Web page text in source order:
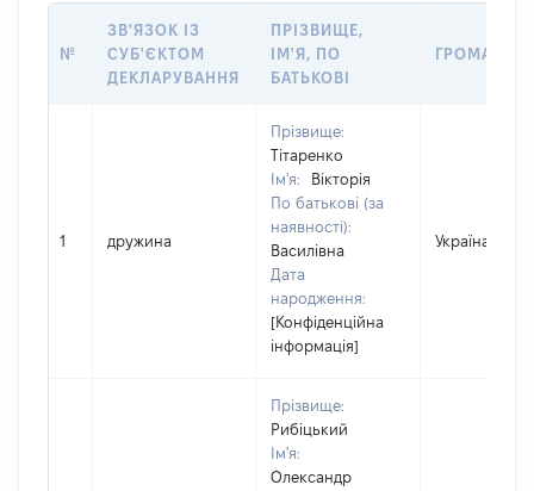
№
ЗВ'ЯЗОК ІЗ
СУБ'ЄКТОМ
ДЕКЛАРУВАННЯ
ПРІЗВИЩЕ,
ІМ'Я, ПО
БАТЬКОВІ
1 дружина
Прізвище:
Тітаренко
Ім'я:
Вікторія
По батькові (за
наявності):
Василівна
Дата
народження:
[Конфіденційна
інформація]
Україна
Прізвище:
Рибіцький
Ім'я:
Олександр